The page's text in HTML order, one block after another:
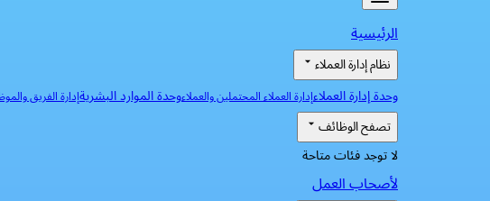
الرئيسية
نظام إدارة العملاء
وحدة إدارة العملاءإدارة العملاء المحتملين والعملاءوحدة الموارد البشريةإدارة الفريق
تصفح الوظائف
لا توجد فئات متاحة
لأصحاب العمل